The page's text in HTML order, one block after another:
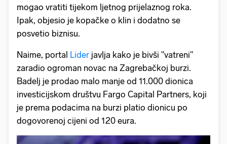
mogao vratiti tijekom ljetnog prijelaznog roka.
Ipak, objesio je kopačke o klin i dodatno se
posvetio biznisu.
Naime, portal Lider javlja kako je bivši ''vatreni''
zaradio ogroman novac na Zagrebačkoj burzi.
Badelj je prodao malo manje od 11.000 dionica
investicijskom društvu Fargo Capital Partners, koji
je prema podacima na burzi platio dionicu po
dogovorenoj cijeni od 120 eura.